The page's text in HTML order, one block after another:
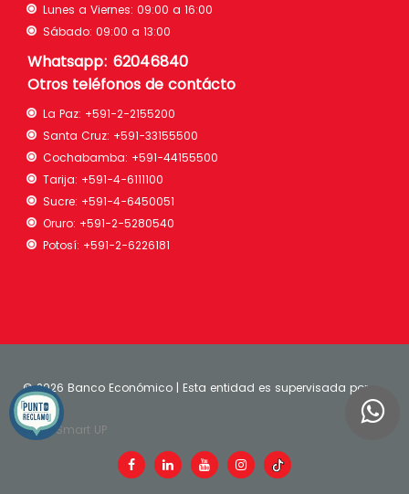
Lunes a Viernes: 09:00 a 16:00
Sábado: 09:00 a 13:00
Whatsapp: 62046840
Otros teléfonos de contácto
La Paz: +591-2-2155200
Santa Cruz: +591-33155500
Cochabamba: +591-44155500
Tarija: +591-4-6111100
Sucre: +591-4-6450051
Oruro: +591-2-5280540
Potosí: +591-2-6226181
©2026 Banco Económico | Esta entidad es supervisada por
ASFI| Smart UP